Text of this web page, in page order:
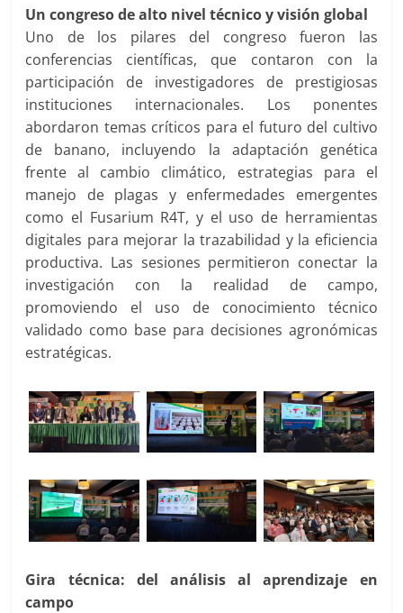
Un congreso de alto nivel técnico y visión global
Uno de los pilares del congreso fueron las
conferencias científicas, que contaron con la
participación de investigadores de prestigiosas
instituciones internacionales. Los ponentes
abordaron temas críticos para el futuro del cultivo
de banano, incluyendo la adaptación genética
frente al cambio climático, estrategias para el
manejo de plagas y enfermedades emergentes
como el Fusarium R4T, y el uso de herramientas
digitales para mejorar la trazabilidad y la eficiencia
productiva. Las sesiones permitieron conectar la
investigación con la realidad de campo,
promoviendo el uso de conocimiento técnico
validado como base para decisiones agronómicas
estratégicas.
Gira técnica: del análisis al aprendizaje en
campo